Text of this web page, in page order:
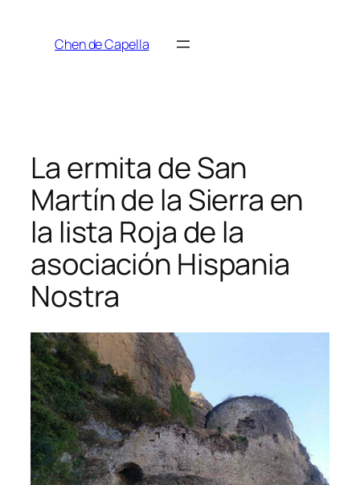
contenidoChen de Capella
La ermita de San
Martín de la Sierra en
la lista Roja de la
asociación Hispania
Nostra